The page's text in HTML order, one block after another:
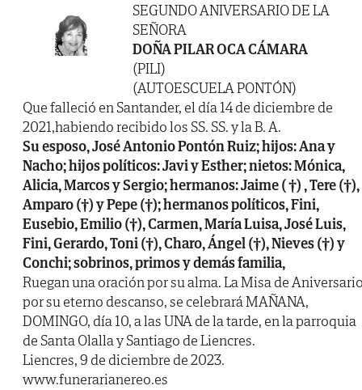
SEGUNDO ANIVERSARIO DE LA
SEÑORA
DOÑA PILAR OCA CÁMARA
(PILI)
(AUTOESCUELA PONTÓN)
Que falleció en Santander, el día 14 de diciembre de
2021,habiendo recibido los SS. SS. y la B. A.
Su esposo, José Antonio Pontón Ruiz; hijos: Ana y
Nacho; hijos políticos: Javi y Esther; nietos: Mónica,
Alicia, Marcos y Sergio; hermanos: Jaime ( †) , Tere (†),
Amparo (†) y Pepe (†); hermanos políticos, Fini,
Eusebio, Emilio (†), Carmen, María Luisa, José Luis,
Fini, Gerardo, Toni (†), Charo, Ángel (†), Nieves (†) y
Conchi; sobrinos, primos y demás familia,
Ruegan una oración por su alma. La Misa de
por su eterno descanso, se celebrará MAÑANA,
DOMINGO, día 10, a las UNA de la tarde, en la parroquia
de Santa Olalla y Santiago de Liencres.
Liencres, 9 de diciembre de 2023.
www.funerarianereo.es